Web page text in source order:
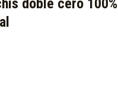
doble cero 100%